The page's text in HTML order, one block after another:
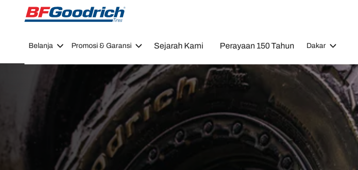
Go to page content
Go to page navigation
Belanja Promosi & Garansi Sejarah Kami Perayaan 150 Tahun Dakar